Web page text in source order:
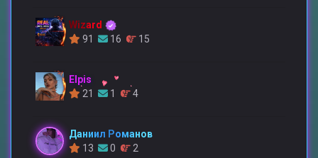
Wizard
91
16 15
Elpis
21
1 4
Даниил Романов
13
0 2